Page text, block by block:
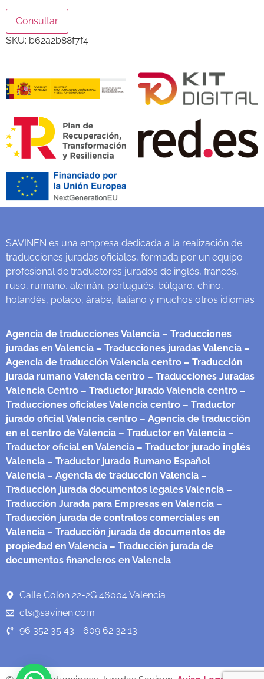
Consultar
SKU: b62a2b88f7f4
SAVINEN es una empresa dedicada a la realización de
traducciones juradas oficiales, formada por un equipo
profesional de traductores jurados de inglés, francés,
ruso, rumano, alemán, portugués, búlgaro, chino,
holandés, polaco, árabe, italiano y muchos otros idiomas
Agencia de traducciones Valencia – Traducciones
juradas en Valencia – Traducciones juradas Valencia –
Agencia de traducción Valencia centro – Traducción
jurada rumano Valencia centro – Traducciones Juradas
Valencia Centro – Traductor jurado Valencia centro –
Traducciones oficiales Valencia centro – Traductor
jurado oficial Valencia centro – Agencia de traducción
en el centro de Valencia – Traductor en Valencia –
Traductor oficial en Valencia – Traductor jurado inglés
Valencia – Traductor jurado Rumano Español
Valencia – Agencia de traducción Valencia –
Traducción jurada documentos legales Valencia –
Traducción Jurada para Empresas en Valencia –
Traducción jurada de contratos comerciales en
Valencia – Traducción jurada de documentos de
propiedad en Valencia – Traducción jurada de
documentos financieros en Valencia
Calle Colon 22-2G 46004 Valencia
cts@savinen.com
96 352 35 43 - 609 62 32 13